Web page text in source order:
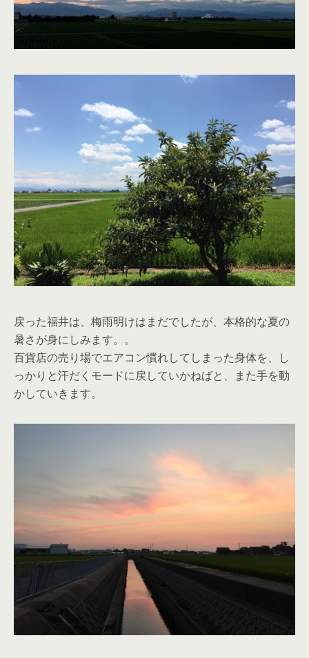
戻った福井は、梅雨明けはまだでしたが、本格的な夏の
暑さが身にしみます。。
百貨店の売り場でエアコン慣れしてしまった身体を、し
っかりと汗だくモードに戻していかねばと、また手を動
かしていきます。